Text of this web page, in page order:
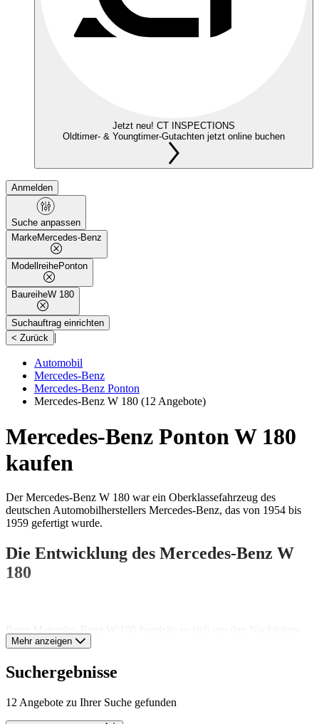
Jetzt neu! CT INSPECTIONS
Oldtimer- & Youngtimer-Gutachten jetzt online buchen
Anmelden
Suche anpassen
MarkeMercedes-Benz
ModellreihePonton
BaureiheW 180
Suchauftrag einrichten
< Zurück |
Automobil
Mercedes-Benz
Mercedes-Benz Ponton
Mercedes-Benz W 180 (12 Angebote)
Mercedes-Benz Ponton W 180
kaufen
Der Mercedes-Benz W 180 war ein Oberklassefahrzeug des
deutschen Automobilherstellers Mercedes-Benz, das von 1954 bis
1959 gefertigt wurde.
Die Entwicklung des Mercedes-Benz W
180
des von 1951 bis 1955 gebauten Mercedes-Benz W 187. Der W
beziehungsweise Mercedes-Benz 220 S angeboten. Die Ponton-
Serie leitete die Abkehr von der Leiterrahmen-Konstruktion der
Serie setzte man auch beim Mercedes-Benz W 180 auf eine
selbsttragende Karosserie. Der Wagen wurde in drei verschiedenen
Mehr anzeigen
Suchergebnisse
12 Angebote zu Ihrer Suche gefunden